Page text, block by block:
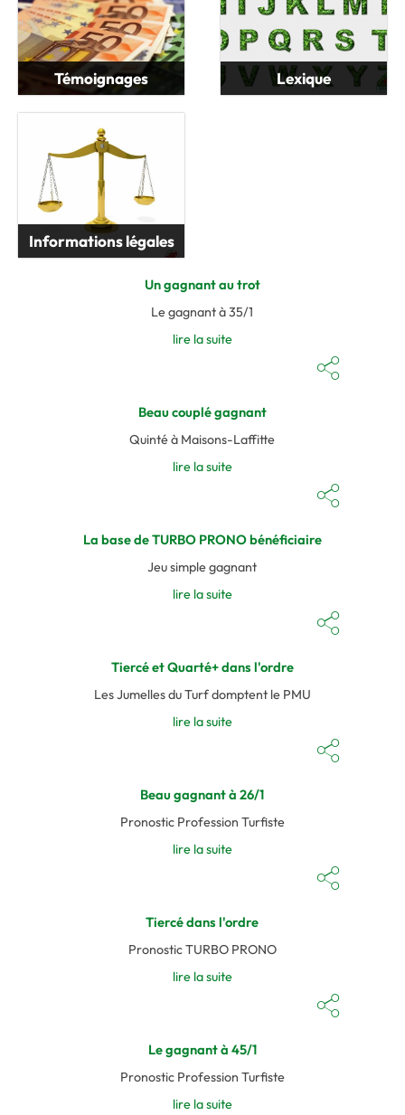
Témoignages Lexique
Informations légales
Un gagnant au trot
Le gagnant à 35/1
lire la suite
Beau couplé gagnant
Quinté à Maisons-Laffitte
lire la suite
La base de TURBO PRONO bénéficiaire
Jeu simple gagnant
lire la suite
Tiercé et Quarté+ dans l'ordre
Les Jumelles du Turf domptent le PMU
lire la suite
Beau gagnant à 26/1
Pronostic Profession Turfiste
lire la suite
Tiercé dans l'ordre
Pronostic TURBO PRONO
lire la suite
Le gagnant à 45/1
Pronostic Profession Turfiste
lire la suite